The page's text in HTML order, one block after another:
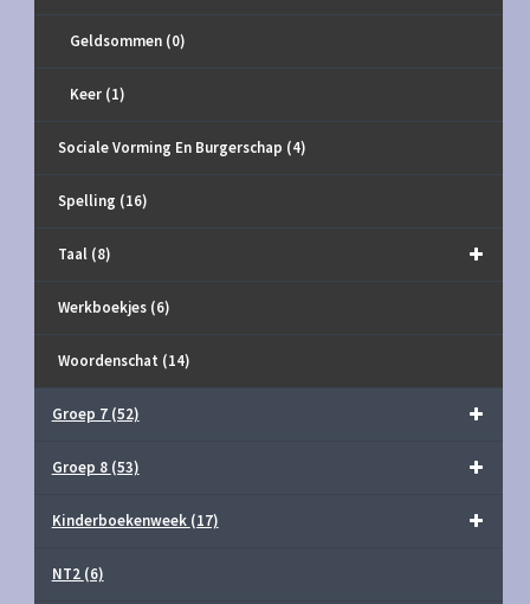
Geldsommen (0)
Keer (1)
Sociale Vorming En Burgerschap (4)
Spelling (16)
Taal (8)
Werkboekjes (6)
Woordenschat (14)
Groep 7 (52)
Groep 8 (53)
Kinderboekenweek (17)
NT2 (6)